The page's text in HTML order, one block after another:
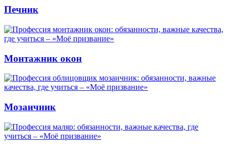
Печник
Монтажник окон
Мозаичник